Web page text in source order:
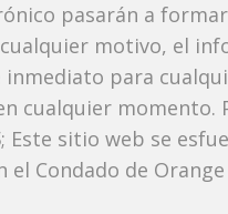
pasarán a
motivo, el
para
cualquier momento.
; Este sitio web se
Condado de